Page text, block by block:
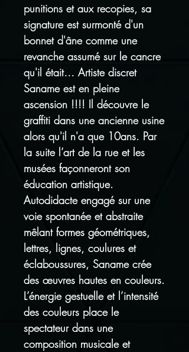
punitions et aux recopies, sa
signature est surmonté d'un
bonnet d'âne comme une
revanche assumé sur le cancre
qu'il était… Artiste discret
Saname est en pleine
ascension !!!! Il découvre le
graffiti dans une ancienne usine
alors qu'il n'a que 10ans. Par
la suite l’art de la rue et les
musées façonneront son
éducation artistique.
Autodidacte engagé sur une
voie spontanée et abstraite
mêlant formes géométriques,
lettres, lignes, coulures et
éclaboussures, Saname crée
des œuvres hautes en couleurs.
L’énergie gestuelle et l’intensité
des couleurs place le
spectateur dans une
composition musicale et